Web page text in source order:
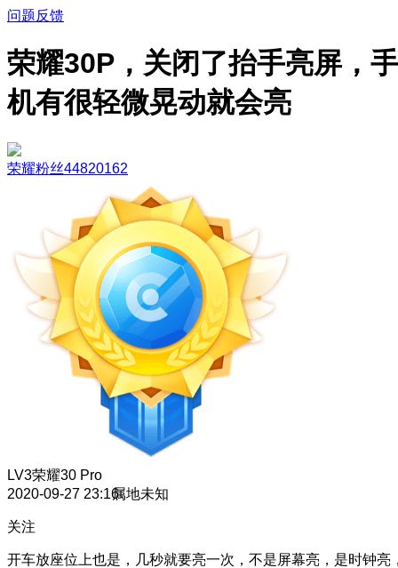
问题反馈
荣耀30P，关闭了抬手亮屏，手
机有很轻微晃动就会亮
荣耀粉丝44820162
LV3荣耀30 Pro
2020-09-27 23:16属地未知
关注
开车放座位上也是，几秒就要亮一次，不是屏幕亮，是时钟亮